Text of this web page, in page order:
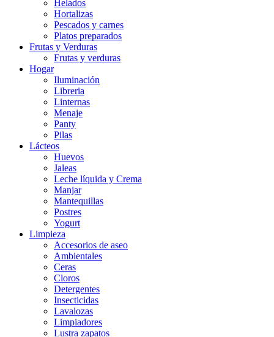
Helados
Hortalizas
Pescados y carnes
Platos preparados
Frutas y Verduras
Frutas y verduras
Hogar
Iluminación
Libreria
Linternas
Menaje
Panty
Pilas
Lácteos
Huevos
Jaleas
Leche líquida y Crema
Manjar
Mantequillas
Postres
Yogurt
Limpieza
Accesorios de aseo
Ambientales
Ceras
Cloros
Detergentes
Insecticidas
Lavalozas
Limpiadores
Lustra zapatos